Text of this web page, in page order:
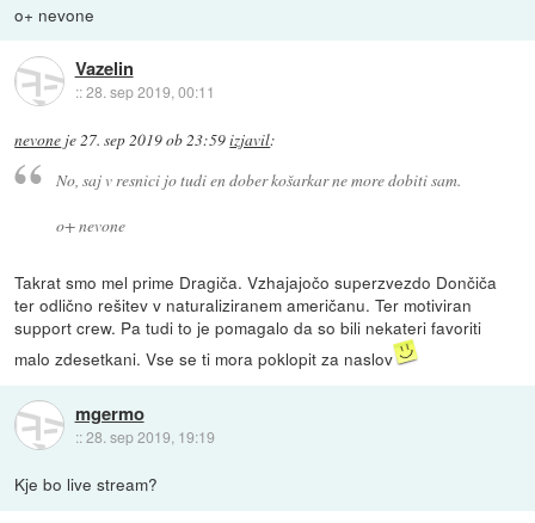
o+ nevone
Vazelin
::28. sep 2019, 00:11
nevone je27. sep 2019 ob 23:59izjavil:
No, saj v resnici jo tudi en dober košarkar ne more dobiti sam.
o+ nevone
Takrat smo mel prime Dragiča. Vzhajajočo superzvezdo Dončiča
ter odlično rešitev v naturaliziranem američanu. Ter motiviran
support crew. Pa tudi to je pomagalo da so bili nekateri favoriti
malo zdesetkani. Vse se ti mora poklopit za naslov
mgermo
::28. sep 2019, 19:19
Kje bo live stream?